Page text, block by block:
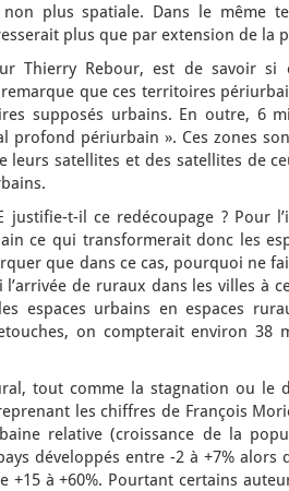
plus spatiale. Dans le même
plus que par extension de la
Thierry Rebour, est de savoir
que ces territoires
supposés urbains. En outre, 6
profond périurbain ». Ces zones
leurs satellites et des satellites de
justifie-t-il ce redécoupage ?
ce qui transformerait donc les
que dans ce cas, pourquoi ne
l’arrivée de ruraux dans les villes à
espaces urbains en espaces
on compterait environ 38
tout comme la stagnation ou le
les chiffres de François
relative (croissance de la
développés entre -2 à +7%
+15 à +60%. Pourtant certains